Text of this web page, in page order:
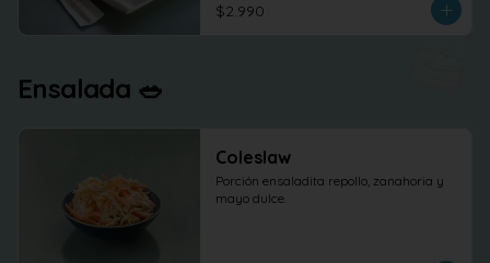
$2.990
Ensalada 🥗
Coleslaw
Porción ensaladita repollo, zanahoria y
mayo dulce.